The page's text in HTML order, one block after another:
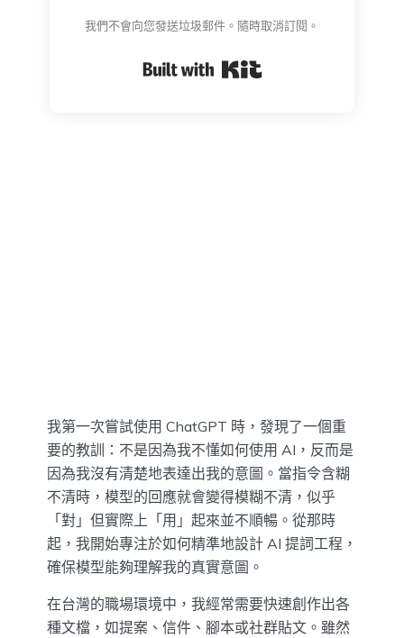
我們不會向您發送垃圾郵件。隨時取消訂閱。
我第一次嘗試使用 ChatGPT 時，發現了一個重
要的教訓：不是因為我不懂如何使用 AI，反而是
因為我沒有清楚地表達出我的意圖。當指令含糊
不清時，模型的回應就會變得模糊不清，似乎
「對」但實際上「用」起來並不順暢。從那時
起，我開始專注於如何精準地設計 AI 提詞工程，
確保模型能夠理解我的真實意圖。
在台灣的職場環境中，我經常需要快速創作出各
種文檔，如提案、信件、腳本或社群貼文。雖然